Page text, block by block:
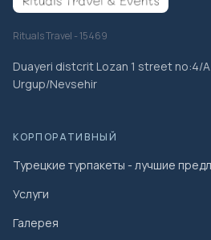
Rituals Travel - 15469
Duayeri distcrit Lozan 1 street no:4/A
Urgup/Nevsehir
КОРПОРАТИВНЫЙ
Турецкие турпакеты - лучшие
Услуги
Галерея